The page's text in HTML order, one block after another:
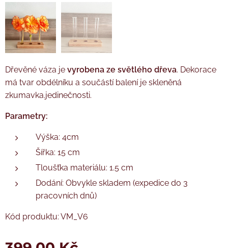
Dřevěné váza je vyrobena ze světlého dřeva. Dekorace
má tvar obdélníku a součástí balení je skleněná
zkumavka.jedinečnosti.
Parametry:
Výška: 4cm
Šířka: 15 cm
Tloušťka materiálu: 1.5 cm
Dodání: Obvykle skladem (expedice do 3
pracovních dnů)
Kód produktu: VM_V6